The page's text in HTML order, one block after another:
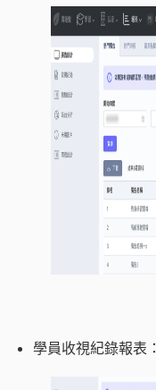
學員收視紀錄報表：